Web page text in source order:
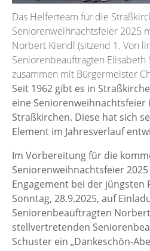
Das Helferteam für die
Seniorenweihnachtsfeier 2025
Norbert Kiendl (sitzend 1. Von
Seniorenbeauftragten Elisabeth
zusammen mit Bürgermeister
Seit 1962 gibt es in
eine Seniorenweihnachtsfeier
Straßkirchen. Diese hat sich
Element im Jahresverlauf
Im Vorbereitung für die
Seniorenweihnachtsfeier
Engagement bei der jüngsten
Sonntag, 28.9.2025, auf
Seniorenbeauftragten
stellvertretenden
Schuster ein „Dankeschön-